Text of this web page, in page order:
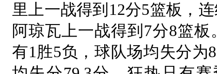
里上一战得到12分5篮板，
阿琼瓦上一战得到7分8篮
有1胜5负，球队场均失分为